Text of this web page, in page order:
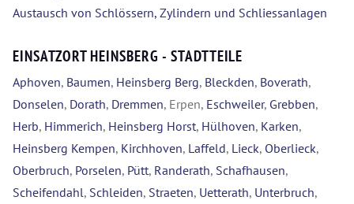
Austausch von Schlössern, Zylindern und Schliessanlagen
EINSATZORT HEINSBERG - STADTTEILE
Aphoven, Baumen, Heinsberg Berg, Bleckden, Boverath,
Donselen, Dorath, Dremmen, Erpen, Eschweiler, Grebben,
Herb, Himmerich, Heinsberg Horst, Hülhoven, Karken,
Heinsberg Kempen, Kirchhoven, Laffeld, Lieck, Oberlieck,
Oberbruch, Porselen, Pütt, Randerath, Schafhausen,
Scheifendahl, Schleiden, Straeten, Uetterath, Unterbruch,